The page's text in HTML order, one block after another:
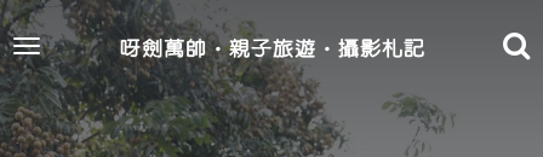
Toggle
navigation
呀劍萬帥‧親子旅遊‧攝影札記